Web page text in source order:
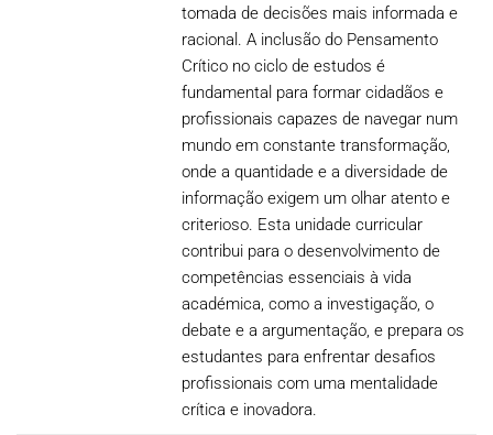
tomada de decisões mais informada e
racional. A inclusão do Pensamento
Crítico no ciclo de estudos é
fundamental para formar cidadãos e
profissionais capazes de navegar num
mundo em constante transformação,
onde a quantidade e a diversidade de
informação exigem um olhar atento e
criterioso. Esta unidade curricular
contribui para o desenvolvimento de
competências essenciais à vida
académica, como a investigação, o
debate e a argumentação, e prepara os
estudantes para enfrentar desafios
profissionais com uma mentalidade
crítica e inovadora.